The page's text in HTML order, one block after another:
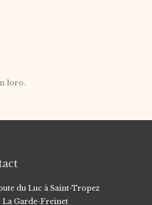
loro.
du Luc à Saint-Tropez
La Garde-Freinet